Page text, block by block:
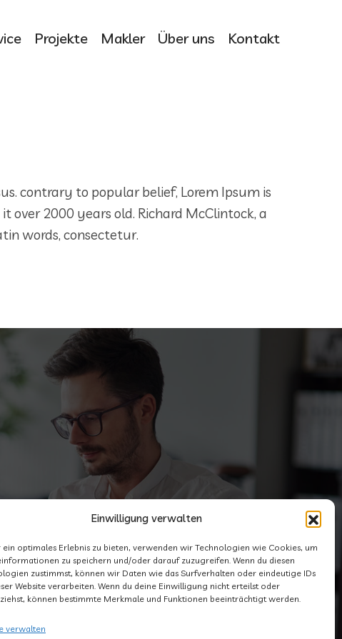
Einwilligung verwalten
ein optimales Erlebnis zu bieten, verwenden wir Technologien wie Cookies, um
zu speichern und/oder darauf zuzugreifen. Wenn du diesen
zustimmst, können wir Daten wie das Surfverhalten oder eindeutige IDs
Website verarbeiten. Wenn du deine Einwilligung nicht erteilst oder
können bestimmte Merkmale und Funktionen beeinträchtigt werden.
verwalten
Projekte Makler Über uns Kontakt
contrary to popular belief, Lorem Ipsum is
over 2000 years old. Richard McClintock, a
words, consectetur.